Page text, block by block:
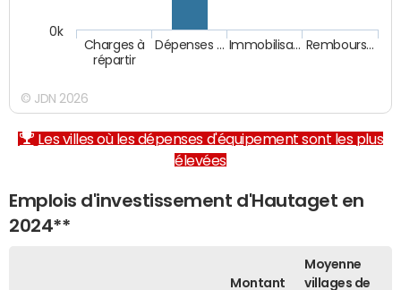
Charges à
répartir
Dépenses … Immobilisa… Rembours…
0k
© JDN 2026
Les villes où les dépenses d'équipement sont les plus
élevées
Emplois d'investissement d'Hautaget en
2024**
Montant
Moyenne
villages de